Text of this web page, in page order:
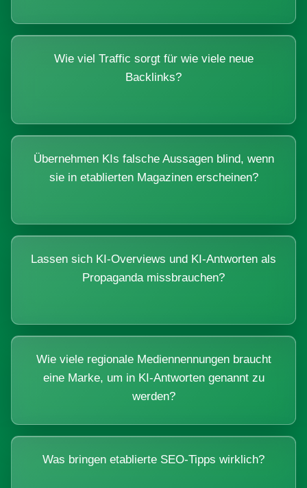
Wie viel Traffic sorgt für wie viele neue
Backlinks?
Übernehmen KIs falsche Aussagen blind, wenn
sie in etablierten Magazinen erscheinen?
Lassen sich KI-Overviews und KI-Antworten als
Propaganda missbrauchen?
Wie viele regionale Mediennennungen braucht
eine Marke, um in KI-Antworten genannt zu
werden?
Was bringen etablierte SEO-Tipps wirklich?